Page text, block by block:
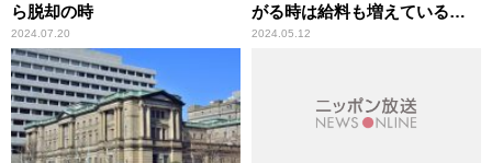
ら脱却の時
2024.07.20
がる時は給料も増えている」
前提を専門家が解説
2024.05.12